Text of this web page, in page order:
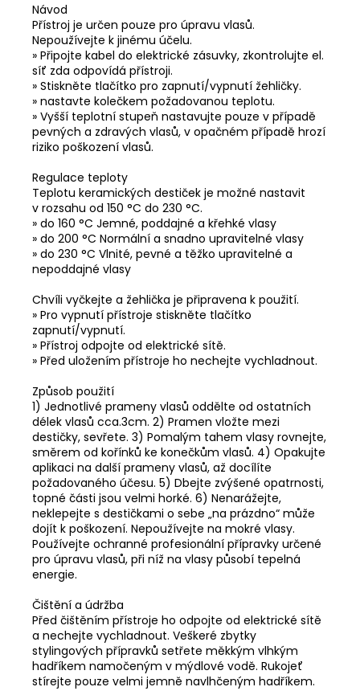
Návod
Přístroj je určen pouze pro úpravu vlasů.
Nepoužívejte k jinému účelu.
» Připojte kabel do elektrické zásuvky, zkontrolujte el.
síť zda odpovídá přístroji.
» Stiskněte tlačítko pro zapnutí/vypnutí žehličky.
» nastavte kolečkem požadovanou teplotu.
» Vyšší teplotní stupeň nastavujte pouze v případě
pevných a zdravých vlasů, v opačném případě hrozí
riziko poškození vlasů.
Regulace teploty
Teplotu keramických destiček je možné nastavit
v rozsahu od 150 °C do 230 °C.
» do 160 °C Jemné, poddajné a křehké vlasy
» do 200 °C Normální a snadno upravitelné vlasy
» do 230 °C Vlnité, pevné a těžko upravitelné a
nepoddajné vlasy
Chvíli vyčkejte a žehlička je připravena k použití.
» Pro vypnutí přístroje stiskněte tlačítko
zapnutí/vypnutí.
» Přístroj odpojte od elektrické sítě.
» Před uložením přístroje ho nechejte vychladnout.
Způsob použití
1) Jednotlivé prameny vlasů oddělte od ostatních
délek vlasů cca.3cm. 2) Pramen vložte mezi
destičky, sevřete. 3) Pomalým tahem vlasy rovnejte,
směrem od kořínků ke konečkům vlasů. 4) Opakujte
aplikaci na další prameny vlasů, až docílíte
požadovaného účesu. 5) Dbejte zvýšené opatrnosti,
topné části jsou velmi horké. 6) Nenarážejte,
neklepejte s destičkami o sebe „na prázdno“ může
dojít k poškození. Nepoužívejte na mokré vlasy.
Používejte ochranné profesionální přípravky určené
pro úpravu vlasů, při níž na vlasy působí tepelná
energie.
Čištění a údržba
Před čištěním přístroje ho odpojte od elektrické sítě
a nechejte vychladnout. Veškeré zbytky
stylingových přípravků setřete měkkým vlhkým
hadříkem namočeným v mýdlové vodě. Rukojeť
stírejte pouze velmi jemně navlhčeným hadříkem.